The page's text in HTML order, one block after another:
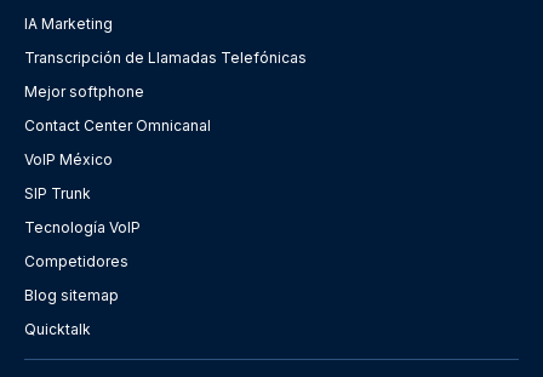
IA Marketing
Transcripción de Llamadas Telefónicas
Mejor softphone
Contact Center Omnicanal
VoIP México
SIP Trunk
Tecnología VoIP
Competidores
Blog sitemap
Quicktalk